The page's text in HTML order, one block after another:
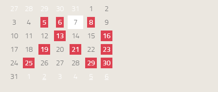
27
28 29 30 31 1
2
3
4 5 6 7 8
9
10
11 12 13 14 15
16
17
18 19 20 21 22
23
24
25 26 27 28 29
30
31
1 2 3 4 5 6